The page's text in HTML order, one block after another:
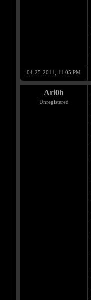
04-25-2011, 11:05 PM
Ari0h
Unregistered